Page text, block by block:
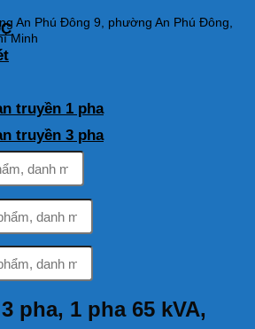
An Phú Đông 9, phường An Phú Đông,
Minh
truyền 1 pha
truyền 3 pha
pha, 1 pha 65 kVA,